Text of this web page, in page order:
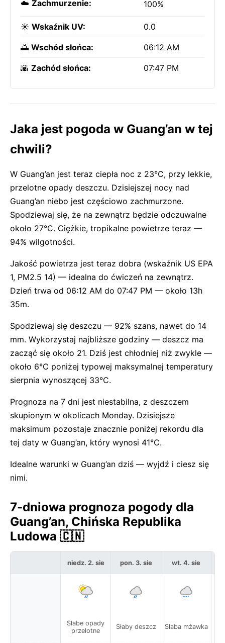
☁️ Zachmurzenie: 100%
☀️ Wskaźnik UV: 0.0
🌅 Wschód słońca: 06:12 AM
🌇 Zachód słońca: 07:47 PM
Jaka jest pogoda w Guang’an w tej
chwili?
W Guang’an jest teraz ciepła noc z 23°C, przy lekkie,
przelotne opady deszczu. Dzisiejszej nocy nad
Guang’an niebo jest częściowo zachmurzone.
Spodziewaj się, że na zewnątrz będzie odczuwalne
około 27°C. Ciężkie, tropikalne powietrze teraz —
94% wilgotności.
Jakość powietrza jest teraz dobra (wskaźnik US EPA
1, PM2.5 14) — idealna do ćwiczeń na zewnątrz.
Dzień trwa od 06:12 AM do 07:47 PM — około 13h
35m.
Spodziewaj się deszczu — 92% szans, nawet do 14
mm. Wykorzystaj najbliższe godziny — deszcz ma
zacząć się około 21. Dziś jest chłodniej niż zwykle —
około 6°C poniżej typowej maksymalnej temperatury
sierpnia wynoszącej 33°C.
Prognoza na 7 dni jest niestabilna, z deszczem
skupionym w okolicach Monday. Dzisiejsze
maksimum pozostaje znacznie poniżej rekordu dla
tej daty w Guang’an, który wynosi 41°C.
Idealne warunki w Guang’an dziś — wyjdź i ciesz się
nimi.
7-dniowa prognoza pogody dla
Guang’an, Chińska Republika
Ludowa 🇨🇳
niedz. 2. sie
Słabe opady
przelotne
pon. 3. sie
Słaby deszcz
wt. 4. sie
Słaba mżawka